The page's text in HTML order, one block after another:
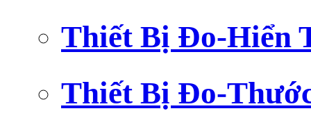
Thiết Bị Đo-Hiển
Thiết Bị Đo-